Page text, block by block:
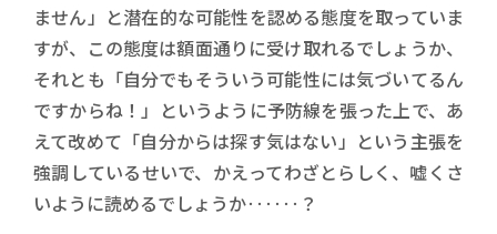
ません」と潜在的な可能性を認める態度を取っていま
すが、この態度は額面通りに受け取れるでしょうか、
それとも「自分でもそういう可能性には気づいてるん
ですからね！」というように予防線を張った上で、あ
えて改めて「自分からは探す気はない」という主張を
強調しているせいで、かえってわざとらしく、嘘くさ
いように読めるでしょうか‥‥‥？